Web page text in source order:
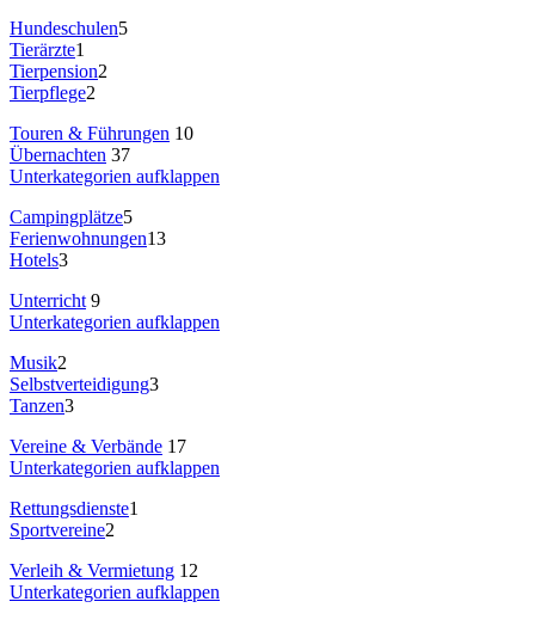
Hundeschulen5
Tierärzte1
Tierpension2
Tierpflege2
Touren & Führungen 10
Übernachten 37
Unterkategorien aufklappen
Campingplätze5
Ferienwohnungen13
Hotels3
Unterricht 9
Unterkategorien aufklappen
Musik2
Selbstverteidigung3
Tanzen3
Vereine & Verbände 17
Unterkategorien aufklappen
Rettungsdienste1
Sportvereine2
Verleih & Vermietung 12
Unterkategorien aufklappen